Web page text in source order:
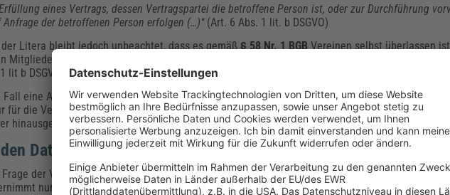
eines Vertrags, dessen Vertragspartei die betroffene Person ist, oder zur Durchführung
der betroffenen Person erfolgen (…)“ (Art. 6 Abs. 1 lit. b DSGVO)
Litera bleibt jedoch unbeachtet, dass es gemäß § 58 Nr. 1 BGB Vereinen selbst überlassen
Mitgliedern zu schließen oder eben nicht. D. h. der Vereinsvorstand kann sich bei
lit b DSGVO berufen.
eine Ausnahme: das Bildmaterial. Denn hier ist die Grenze der Datenschutzkonformität
für die Vereinszeitschrift oder –website angefertigt werden, reicht die satzungsgemäße
hinausgeht, bedarf aber einer separaten Zustimmung.
Datenschutz verantwortlich?
Frage der Verantwortlichkeit, die häufig nicht einfach vereinsintern zu beantworten ist –
nun die Verantwortung für den Datenschutz und wann braucht ein Verein einen